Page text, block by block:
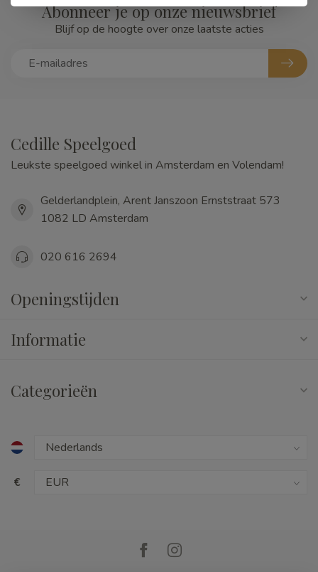
Abonneer je op onze nieuwsbrief
Blijf op de hoogte over onze laatste acties
Cedille Speelgoed
Leukste speelgoed winkel in Amsterdam en Volendam!
Gelderlandplein, Arent Janszoon Ernststraat 573
1082 LD Amsterdam
020 616 2694
Openingstijden
Informatie
Categorieën
€